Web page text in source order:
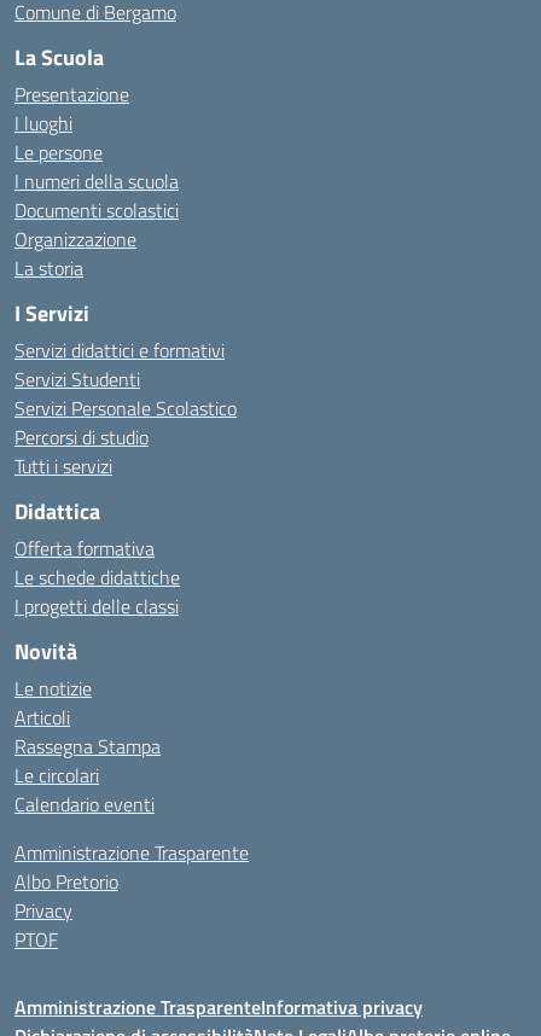
Comune di Bergamo
La Scuola
Presentazione
I luoghi
Le persone
I numeri della scuola
Documenti scolastici
Organizzazione
La storia
I Servizi
Servizi didattici e formativi
Servizi Studenti
Servizi Personale Scolastico
Percorsi di studio
Tutti i servizi
Didattica
Offerta formativa
Le schede didattiche
I progetti delle classi
Novità
Le notizie
Articoli
Rassegna Stampa
Le circolari
Calendario eventi
Amministrazione Trasparente
Albo Pretorio
Privacy
PTOF
Amministrazione TrasparenteInformativa privacy